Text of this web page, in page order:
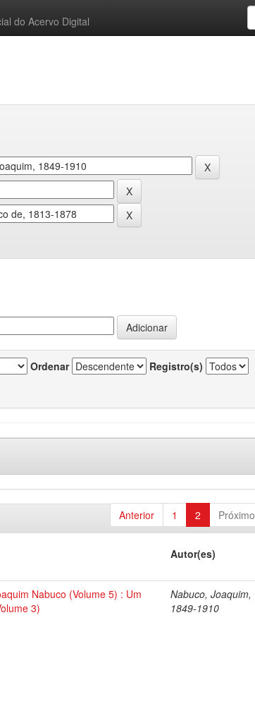
do Acervo Digital
Ordenar Registro(s)
Anterior 1 2 Próximo
Autor(es)
Nabuco (Volume 5) : Um
3)
Nabuco, Joaquim,
1849-1910